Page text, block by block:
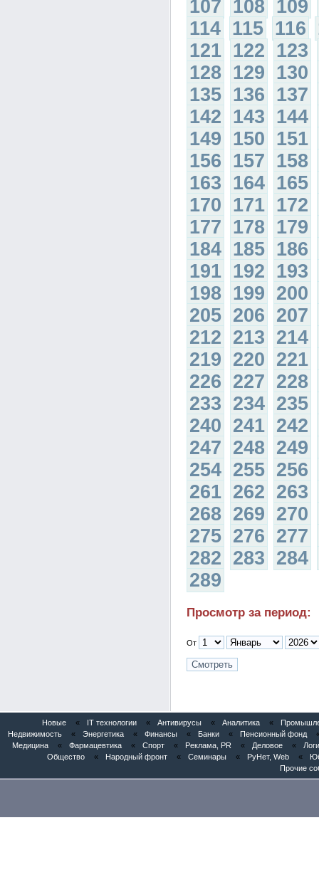
107 108 109
114 115 116
121 122 123
128 129 130
135 136 137
142 143 144
149 150 151
156 157 158
163 164 165
170 171 172
177 178 179
184 185 186
191 192 193
198 199 200
205 206 207
212 213 214
219 220 221
226 227 228
233 234 235
240 241 242
247 248 249
254 255 256
261 262 263
268 269 270
275 276 277
282 283 284
289
Просмотр за период:
От
Новые « IT технологии « Антивирусы « Аналитика «
Недвижимость
« Энергетика « Финансы « Банки « Пенсионный фонд
Медицина
« Фармацевтика « Спорт « Реклама, PR « Деловое «
Общество
« Народный фронт « Семинары « РуНет, Web «
Прочие